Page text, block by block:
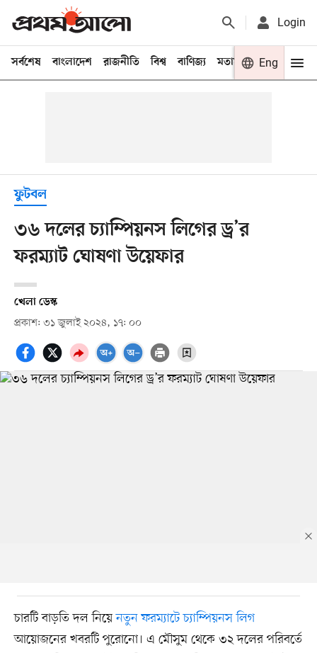
Login
সর্বশেষ বাংলাদেশ রাজনীতি বিশ্ব বাণিজ্য মতামত খেলা
Eng
ফুটবল
৩৬ দলের চ্যাম্পিয়নস লিগের ড্র’র
ফরম্যাট ঘোষণা উয়েফার
খেলা ডেস্ক
প্রকাশ: ৩১ জুলাই ২০২৪, ১৭: ০০
চারটি বাড়তি দল নিয়েনতুন ফরম্যাটে চ্যাম্পিয়নস লিগ
আয়োজনের খবরটি পুরোনো। এ মৌসুম থেকে ৩২ দলের পরিবর্তে